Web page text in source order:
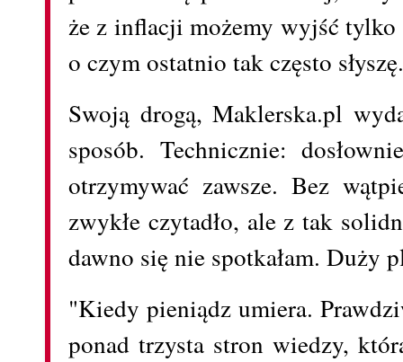
że z inflacji możemy wyjść
o czym ostatnio tak często
Swoją drogą, Maklerska.pl
sposób. Technicznie:
otrzymywać zawsze. Bez
zwykłe czytadło, ale z tak
dawno się nie spotkałam. Duży
"Kiedy pieniądz umiera.
ponad trzysta stron wiedzy,